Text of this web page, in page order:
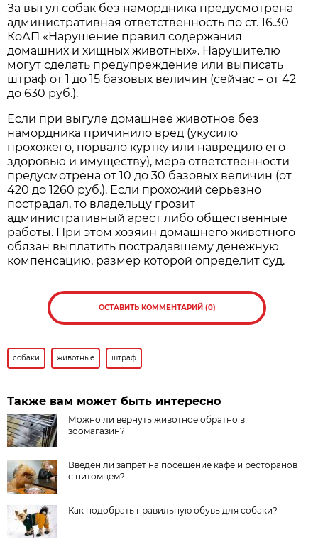
За выгул собак без намордника предусмотрена
административная ответственность по ст. 16.30
КоАП «Нарушение правил содержания
домашних и хищных животных». Нарушителю
могут сделать предупреждение или выписать
штраф от 1 до 15 базовых величин (сейчас – от 42
до 630 руб.).
Если при выгуле домашнее животное без
намордника причинило вред (укусило
прохожего, порвало куртку или навредило его
здоровью и имуществу), мера ответственности
предусмотрена от 10 до 30 базовых величин (от
420 до 1260 руб.). Если прохожий серьезно
пострадал, то владельцу грозит
административный арест либо общественные
работы. При этом хозяин домашнего животного
обязан выплатить пострадавшему денежную
компенсацию, размер которой определит суд.
ОСТАВИТЬ КОММЕНТАРИЙ (0)
собаки животные штраф
Также вам может быть интересно
Можно ли вернуть животное обратно в
зоомагазин?
Введён ли запрет на посещение кафе и ресторанов
с питомцем?
Как подобрать правильную обувь для собаки?